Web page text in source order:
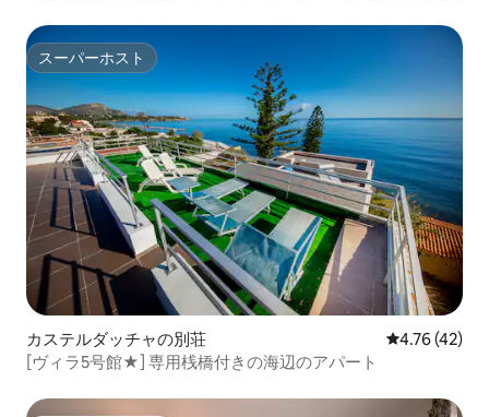
スーパーホスト
スーパーホスト
カステルダッチャの別荘 レビュー42
4.76 (42)
[ヴィラ5号館★] 専用桟橋付きの海辺のアパート